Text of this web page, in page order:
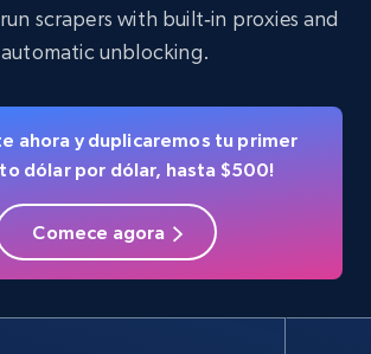
companies information
Cb rank, Region, About,
1.6K+ Prueba gratuita
companies information -
scrapers with built‑in proxies and
automatic unblocking.
ahora y duplicaremos tu primer
dólar por dólar, hasta $500!
Comece agora